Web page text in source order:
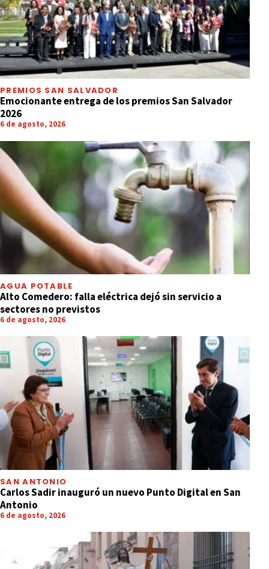
PREMIOS SAN SALVADOR
Emocionante entrega de los premios San Salvador
2026
6 de agosto, 2026
AGUA POTABLE
Alto Comedero: falla eléctrica dejó sin servicio a
sectores no previstos
6 de agosto, 2026
SAN ANTONIO
Carlos Sadir inauguró un nuevo Punto Digital en San
Antonio
6 de agosto, 2026